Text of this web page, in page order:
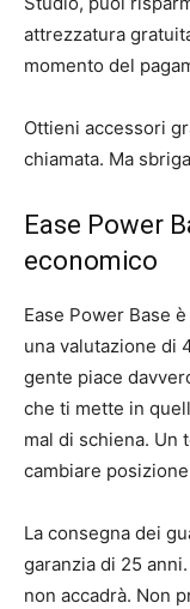
attrezzatura
momento del
Ottieni accessori
chiamata. Ma
Ease Power
economico
Ease Power Base
una valutazione di
gente piace
che ti mette in
mal di schiena. Un
cambiare
La consegna dei
garanzia di 25
non accadrà. Non